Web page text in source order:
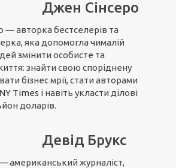
Джен Сінсеро
— авторка бестселерів та
яка допомогла чималій
змінити особисте та
знайти свою споріднену
бізнес мрії, стати авторами
Times і навіть укласти ділові
доларів.
Девід Брукс
американський журналіст,